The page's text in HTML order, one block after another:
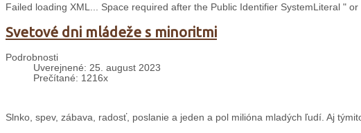
Failed loading XML... Space required after the Public Identifier SystemLiteral "
Svetové dni mládeže s minoritmi
Podrobnosti
Uverejnené: 25. august 2023
Prečítané: 1216x
Slnko, spev, zábava, radosť, poslanie a jeden a pol milióna mladých ľudí. Aj